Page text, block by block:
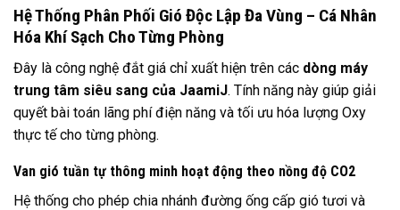
Hệ Thống Phân Phối Gió Độc Lập Đa Vùng – Cá Nhân
Hóa Khí Sạch Cho Từng Phòng
Đây là công nghệ đắt giá chỉ xuất hiện trên các dòng máy
trung tâm siêu sang của JaamiJ. Tính năng này giúp giải
quyết bài toán lãng phí điện năng và tối ưu hóa lượng Oxy
thực tế cho từng phòng.
Van gió tuần tự thông minh hoạt động theo nồng độ CO2
Hệ thống cho phép chia nhánh đường ống cấp gió tươi và